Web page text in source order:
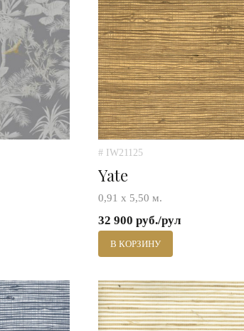
# IW21125
Yate
0,91 х 5,50 м.
32 900 руб./рул
В КОРЗИНУ